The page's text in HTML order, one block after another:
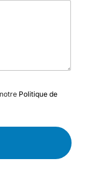
Politique de